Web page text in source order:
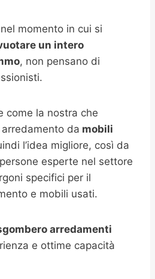
momento in cui si
un intero
, non pensano di
come la nostra che
da mobili
l’idea migliore, così da
esperte nel settore
specifici per il
e mobili usati.
arredamenti
e ottime capacità